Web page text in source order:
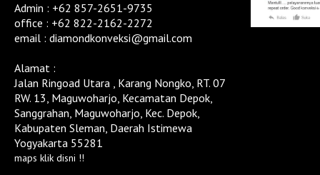
Admin : +62 857-2651-9735
office : +62 822-2162-2272
email : diamondkonveksi@gmail.com
Alamat :
Jalan Ringoad Utara , Karang Nongko, RT. 07
RW. 13, Maguwoharjo, Kecamatan Depok,
Sanggrahan, Maguwoharjo, Kec. Depok,
Kabupaten Sleman, Daerah Istimewa
Yogyakarta 55281
maps klik disni !!